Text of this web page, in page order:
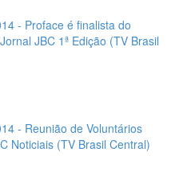
- Proface é finalista do
JBC 1ª Edição (TV Brasil
- Reunião de Voluntários
Noticiais (TV Brasil Central)